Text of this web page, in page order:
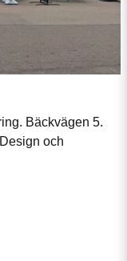
Bäckvägen 5.
och